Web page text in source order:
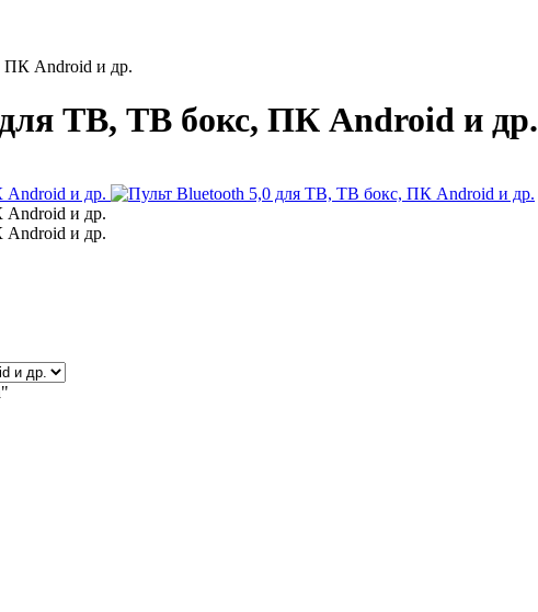
ПК Android и др.
ТВ, ТВ бокс, ПК Android и др.